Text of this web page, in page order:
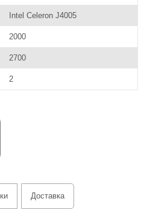
Intel Celeron J4005
2000
2700
2
Доставка